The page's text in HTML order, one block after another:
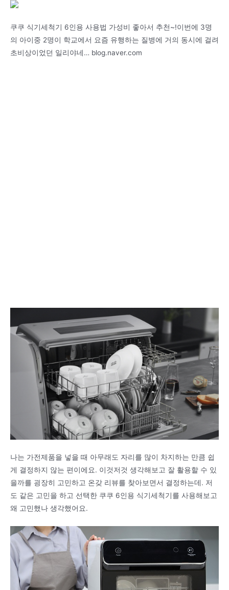
쿠쿠 식기세척기 6인용 사용법 가성비 좋아서 추천~!이번에 3명
의 아이중 2명이 학교에서 요즘 유행하는 질병에 거의 동시에 걸려
초비상이었던 일리야네… blog.naver.com
나는 가전제품을 넣을 때 아무래도 자리를 많이 차지하는 만큼 쉽
게 결정하지 않는 편이에요. 이것저것 생각해보고 잘 활용할 수 있
을까를 굉장히 고민하고 온갖 리뷰를 찾아보면서 결정하는데. 저
도 같은 고민을 하고 선택한 쿠쿠 6인용 식기세척기를 사용해보고
왜 고민했나 생각했어요.